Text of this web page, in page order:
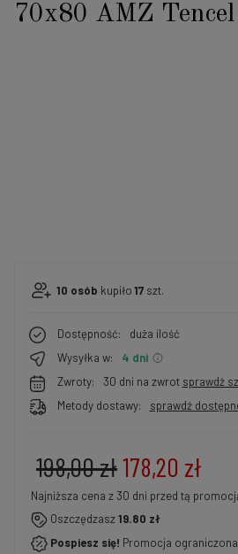
70x80 AMZ
10 osób kupiło17 szt.
Dostępność:
duża ilość
Wysyłka w:
4 dni
Zwroty:
30 dni na zwrot sprawdź
Metody dostawy:
sprawdź
178,20 zł
198,00 zł
Najniższa cena z 30 dni przed tą
Jeżeli produkt jest sprzedawany
wyświetlana jest najniższa cena od
produkt pojawił się w sprzedaży.
Oszczędzasz19.80 zł
Pospiesz się! Promocja